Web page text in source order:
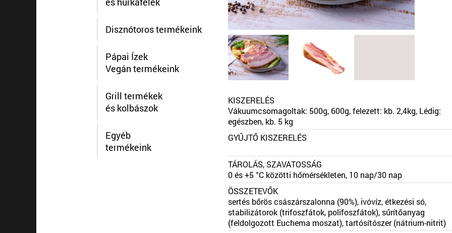
Disznótoros termékeink
Pápai Ízek
Vegán termékeink
Grill termékek
és kolbászok
Egyéb
termékeink
KISZERELÉS
Vákuumcsomagoltak: 500g, 600g, felezett: kb. 2,4kg, Lédig:
egészben, kb. 5 kg
GYŰJTŐ KISZERELÉS
TÁROLÁS, SZAVATOSSÁG
0 és +5 °C közötti hőmérsékleten, 10 nap/30 nap
ÖSSZETEVŐK
sertés bőrös császárszalonna (90%), ivóvíz, étkezési só,
stabilizátorok (trifoszfátok, polifoszfátok), sűrítőanyag
(feldolgozott Euchema moszat), tartósítószer (nátrium-nitrit)